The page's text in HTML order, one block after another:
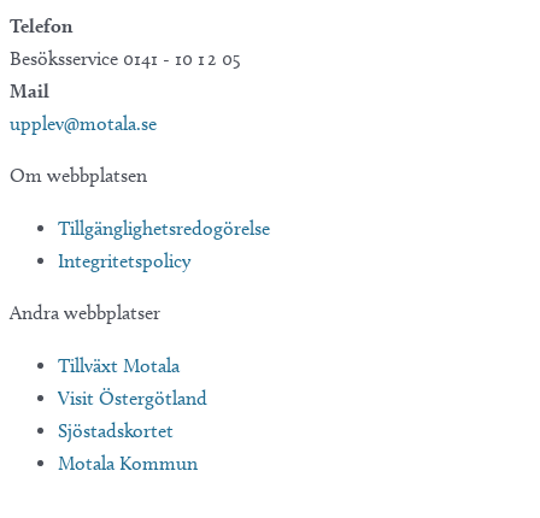
Telefon
Besöksservice 0141 - 10 1 2 05
Mail
upplev@motala.se
Om webbplatsen
Tillgänglighetsredogörelse
Integritetspolicy
Andra webbplatser
Tillväxt Motala
Visit Östergötland
Sjöstadskortet
Motala Kommun